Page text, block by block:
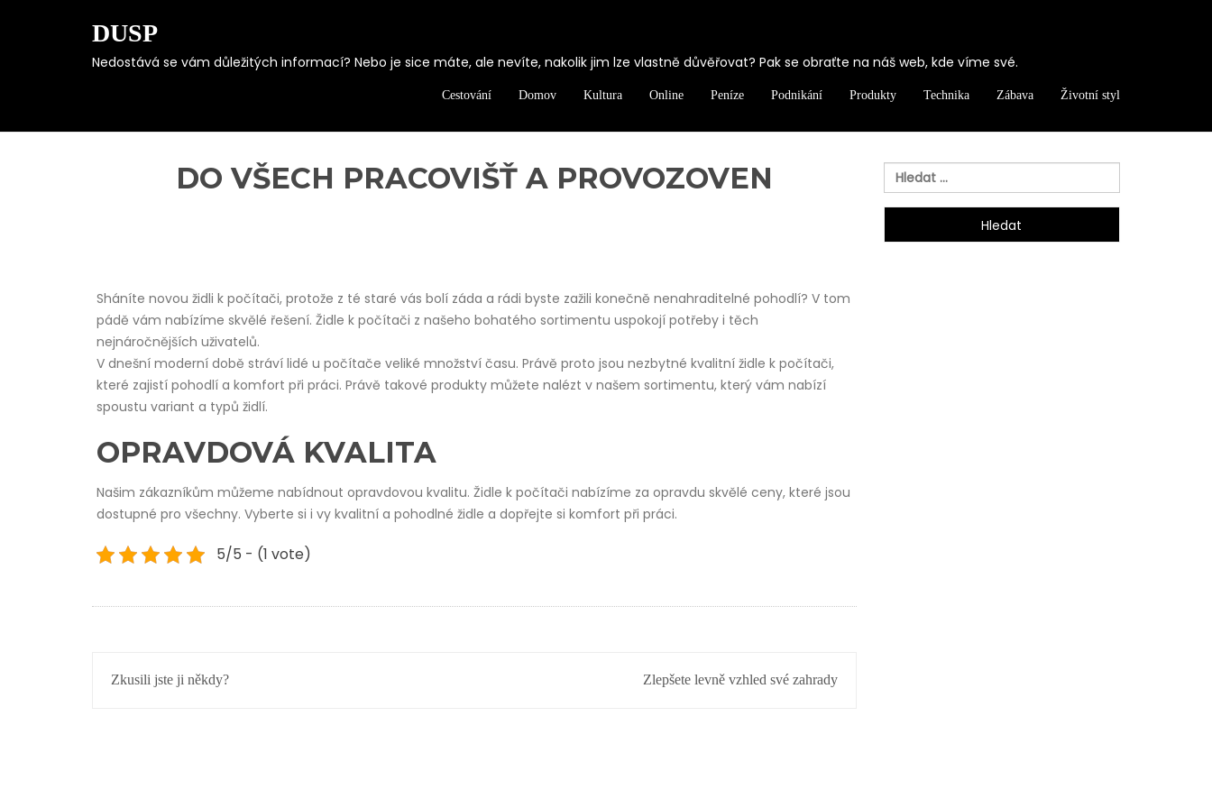
DUSP
Nedostává se vám důležitých informací? Nebo je sice máte, ale nevíte, nakolik jim lze vlastně důvěřovat? Pak se obraťte na náš web, kde víme své.
Cestování Domov Kultura Online Peníze Podnikání Produkty Technika Zábava Životní styl
DO VŠECH PRACOVIŠŤ A PROVOZOVEN
Sháníte novou židli k počítači, protože z té staré vás bolí záda a rádi byste zažili konečně nenahraditelné pohodlí? V tom
pádě vám nabízíme skvělé řešení. Židle k počítači z našeho bohatého sortimentu uspokojí potřeby i těch
nejnáročnějších uživatelů.
V dnešní moderní době stráví lidé u počítače veliké množství času. Právě proto jsou nezbytné kvalitní židle k počítači,
které zajistí pohodlí a komfort při práci. Právě takové produkty můžete nalézt v našem sortimentu, který vám nabízí
spoustu variant a typů židlí.
OPRAVDOVÁ KVALITA
Našim zákazníkům můžeme nabídnout opravdovou kvalitu. Židle k počítači nabízíme za opravdu skvělé ceny, které jsou
dostupné pro všechny. Vyberte si i vy kvalitní a pohodlné židle a dopřejte si komfort při práci.
5/5 - (1 vote)
NAVIGACE
PRO
Zkusili jste ji někdy? Zlepšete levně vzhled své zahrady
Vyhledávání